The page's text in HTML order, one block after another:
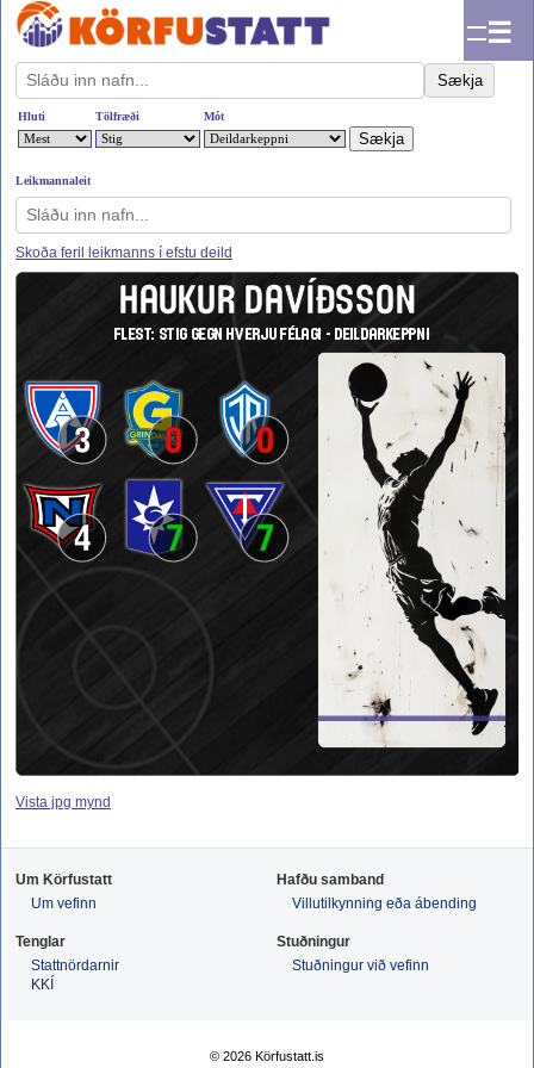
☰
Sækja
Hluti Tölfræði Mót
Leikmannaleit
Skoða feril leikmanns í efstu deild
HAUKUR DAVÍÐSSON
FLEST: STIG GEGN HVERJU FÉLAGI - DEILDARKEPPNI
3 0 0
4 7 7
Vista jpg mynd
Um Körfustatt
Um vefinn
Hafðu samband
Villutilkynning eða ábending
Tenglar
Stattnördarnir
KKÍ
Stuðningur
Stuðningur við vefinn
© 2026 Körfustatt.is